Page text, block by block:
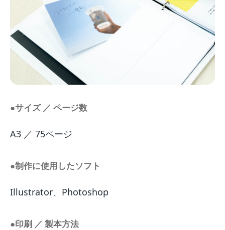
●サイズ ／ ページ数
A3 ／ 75ページ
●制作に使用したソフト
Illustrator、Photoshop
●印刷 ／ 製本方法